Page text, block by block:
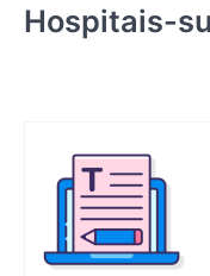
Hospitais-